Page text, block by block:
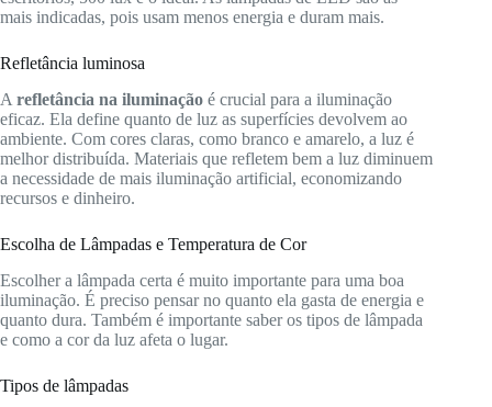
mais indicadas, pois usam menos energia e duram mais.
Refletância luminosa
A refletância na iluminação é crucial para a iluminação
eficaz. Ela define quanto de luz as superfícies devolvem ao
ambiente. Com cores claras, como branco e amarelo, a luz é
melhor distribuída. Materiais que refletem bem a luz diminuem
a necessidade de mais iluminação artificial, economizando
recursos e dinheiro.
Escolha de Lâmpadas e Temperatura de Cor
Escolher a lâmpada certa é muito importante para uma boa
iluminação. É preciso pensar no quanto ela gasta de energia e
quanto dura. Também é importante saber os tipos de lâmpada
e como a cor da luz afeta o lugar.
Tipos de lâmpadas